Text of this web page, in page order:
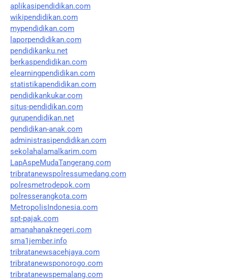
aplikasipendidikan.com
wikipendidikan.com
mypendidikan.com
laporpendidikan.com
pendidikanku.net
berkaspendidikan.com
elearningpendidikan.com
statistikapendidikan.com
pendidikankukar.com
situs-pendidikan.com
gurupendidikan.net
pendidikan-anak.com
administrasipendidikan.com
sekolahalamalkarim.com
LapAspeMudaTangerang.com
tribratanewspolressumedang.com
polresmetrodepok.com
polresserangkota.com
MetropolisIndonesia.com
spt-pajak.com
amanahanaknegeri.com
sma1jember.info
tribratanewsacehjaya.com
tribratanewsponorogo.com
tribratanewspemalang.com